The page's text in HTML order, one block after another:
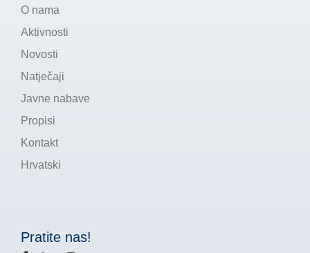
O nama
Aktivnosti
Novosti
Natječaji
Javne nabave
Propisi
Kontakt
Hrvatski
Pratite nas!